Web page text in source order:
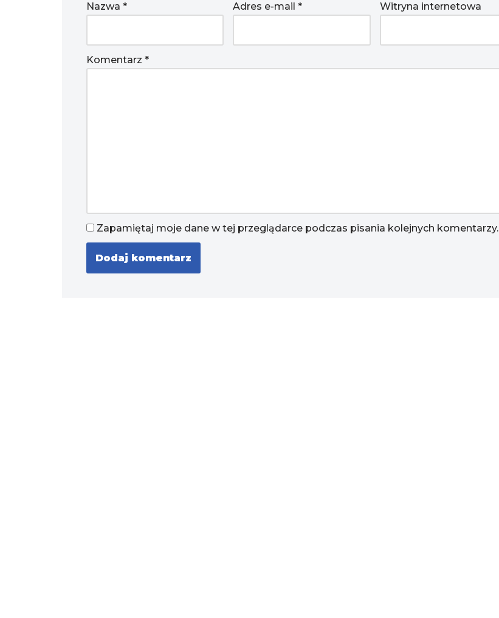
Nazwa * Adres e-mail* Witryna internetowa
Komentarz *
Zapamiętaj moje dane w tej przeglądarce podczas pisania kolejnych komentarzy.